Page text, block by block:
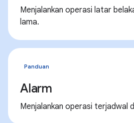
Menjalankan operasi latar
lama.
Panduan
Alarm
Menjalankan operasi terjadwal